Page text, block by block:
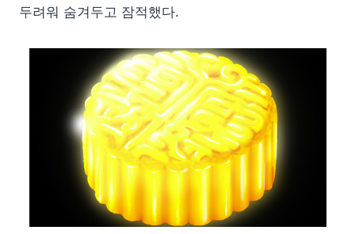
두려워 숨겨두고 잠적했다.